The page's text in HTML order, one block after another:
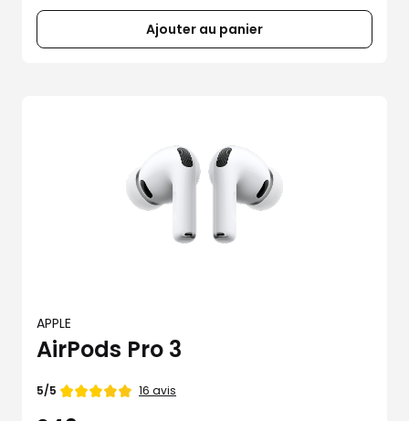
Ajouter au panier
APPLE
AirPods Pro 3
Note
5/5 16 avis